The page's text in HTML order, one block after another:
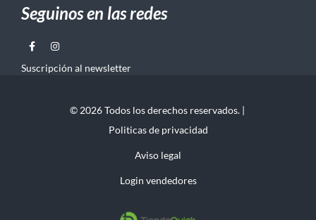
Seguinos en las redes
Suscripción al newsletter
© 2026 Todos los derechos reservados. |
Politicas de privacidad
Aviso legal
Login vendedores